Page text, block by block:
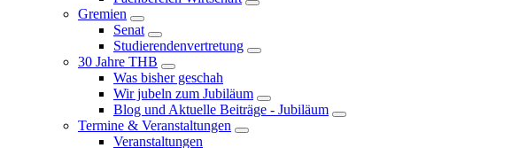
Gremien
Senat
Studierendenvertretung
30 Jahre THB
Was bisher geschah
Wir jubeln zum Jubiläum
Blog und Aktuelle Beiträge - Jubiläum
Termine & Veranstaltungen
Veranstaltungen